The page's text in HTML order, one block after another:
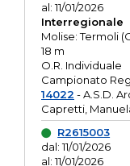
al: 11/01/2026
Interregionale
Molise: Termoli
18 m
O.R. Individuale
Campionato
14022 - A.S.D.
Capretti,
R2615003
dal: 11/01/2026
al: 11/01/2026